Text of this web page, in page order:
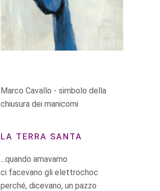
Marco Cavallo - simbolo della
chiusura dei manicomi
LA TERRA SANTA
...quando amavamo
ci facevano gli elettrochoc
perché, dicevano, un pazzo